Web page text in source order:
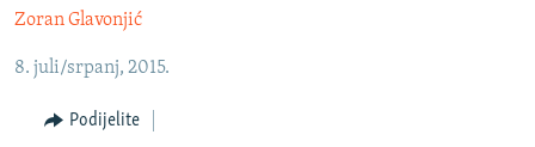
na
navigaciju
Pređite
KOSOVO
CRNA GORA
VIZUELNO
Zoran Glavonjić
8. juli/srpanj, 2015.
Podijelite